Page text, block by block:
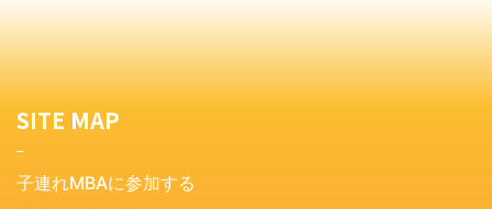
SITE MAP
子連れMBAに参加する